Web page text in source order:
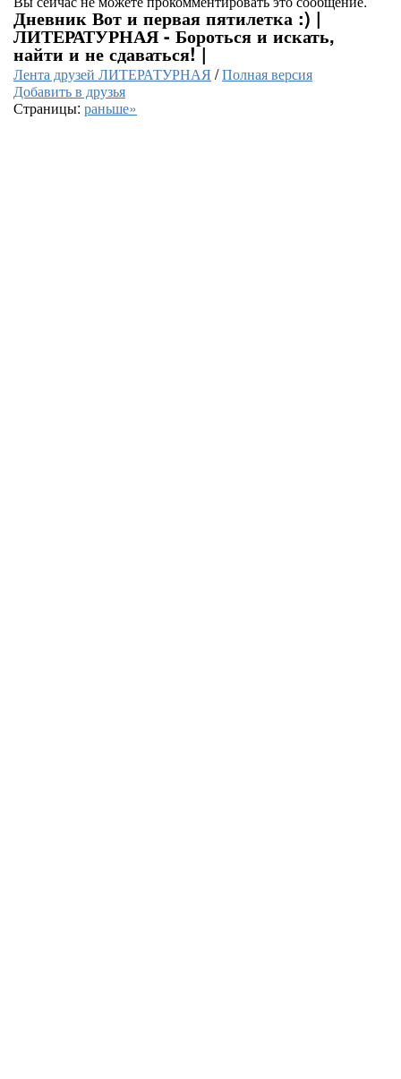
Дневник Вот и первая пятилетка :) |
ЛИТЕРАТУРНАЯ - Бороться и искать,
найти и не сдаваться! |
Лента друзей ЛИТЕРАТУРНАЯ /Полная версия
Добавить в друзья
Страницы: раньше»